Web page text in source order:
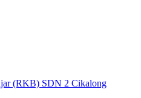
(RKB) SDN 2 Cikalong